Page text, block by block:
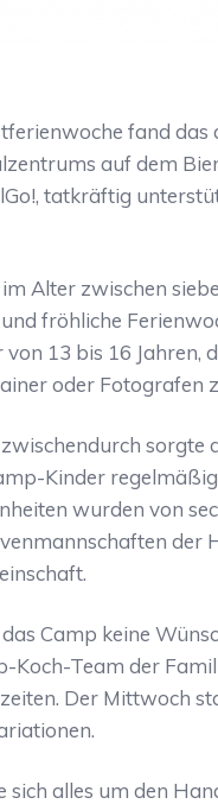
fand das
auf dem
tatkräftig
Alter zwischen
fröhliche
von 13 bis 16
oder Fotografen
Kinder
wurden von
der
Camp keine
Koch-Team der
Der Mittwoch
sich alles um den